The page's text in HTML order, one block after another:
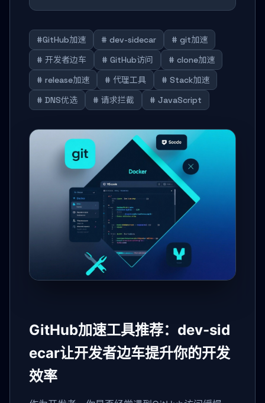
#GitHub加速 # dev-sidecar
# git加速
# 开发者边车
# GitHub访问
# clone加速
# release加速
# 代理工具
# Stack加速
# DNS优选
# 请求拦截 # JavaScript
GitHub加速工具推荐：dev-sid
ecar让开发者边车提升你的开发
效率